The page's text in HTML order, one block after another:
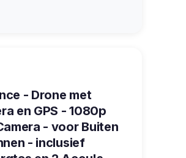
- Drone met
en GPS - 1080p
- voor Buiten
- inclusief